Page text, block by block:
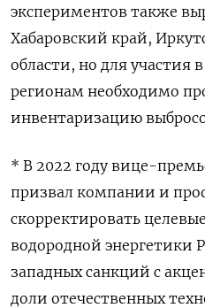
экспериментов также
Хабаровский край,
области, но для участия
регионам необходимо
инвентаризацию
* В 2022 году вице-
призвал компании и
скорректировать
водородной энергетики
западных санкций с
доли отечественных